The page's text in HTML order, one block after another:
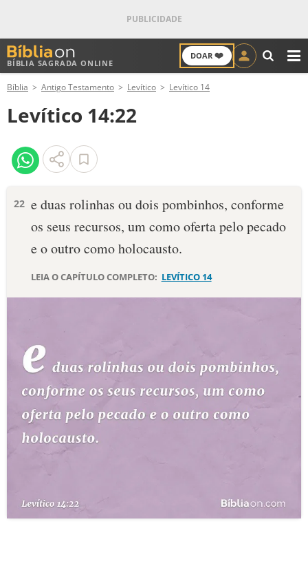
BÍBLIA SAGRADA ONLINE
DOAR ❤️
ANTIGO TESTAMENTO
NOVO TESTAMENTO
VERSÍCULOS
PALAVRA DO DIA
DEVOCIONAL DIÁRIO
ESTUDOS BÍBLICOS
ESBOÇOS DE PREGAÇÃO
TEMAS
PERGUNTE À BÍBLIA
TERMO BÍBLICO
Bíblia Antigo Testamento Levítico Levítico 14
Levítico 14:22
22 e duas rolinhas ou dois pombinhos, conforme
os seus recursos, um como oferta pelo pe­cado
e o outro como holocausto.
LEIA O CAPÍTULO COMPLETO: LEVÍTICO 14